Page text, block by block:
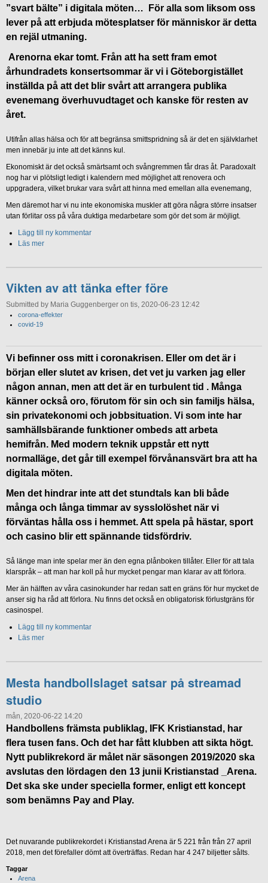
”svart bälte” i digitala möten… För alla som liksom oss
lever på att erbjuda mötesplatser för människor är detta
en rejäl utmaning.
Arenorna ekar tomt. Från att ha sett fram emot
århundradets konsertsommar är vi i Göteborgistället
inställda på att det blir svårt att arrangera publika
evenemang överhuvudtaget och kanske för resten av
året.
Utifrån allas hälsa och för att begränsa smittspridning så är det en självklarhet
men innebär ju inte att det känns kul.
Ekonomiskt är det också smärtsamt och svångremmen får dras åt. Paradoxalt
nog har vi plötsligt ledigt i kalendern med möjlighet att renovera och
uppgradera, vilket brukar vara svårt att hinna med emellan alla evenemang,
Men däremot har vi nu inte ekonomiska muskler att göra några större insatser
utan förlitar oss på våra duktiga medarbetare som gör det som är möjligt.
Lägg till ny kommentar
Läs mer
Vikten av att tänka efter före
Submitted by Maria Guggenberger on tis, 2020-06-23 12:42
corona-effekter
covid-19
Vi befinner oss mitt i coronakrisen. Eller om det är i
början eller slutet av krisen, det vet ju varken jag eller
någon annan, men att det är en turbulent tid . Många
känner också oro, förutom för sin och sin familjs hälsa,
sin privatekonomi och jobbsituation. Vi som inte har
samhällsbärande funktioner ombeds att arbeta
hemifrån. Med modern teknik uppstår ett nytt
normalläge, det går till exempel förvånansvärt bra att ha
digitala möten.
Men det hindrar inte att det stundtals kan bli både
många och långa timmar av sysslolöshet när vi
förväntas hålla oss i hemmet. Att spela på hästar, sport
och casino blir ett spännande tidsfördriv.
Så länge man inte spelar mer än den egna plånboken tillåter. Eller för att tala
klarspråk – att man har koll på hur mycket pengar man klarar av att förlora.
Mer än hälften av våra casinokunder har redan satt en gräns för hur mycket de
anser sig ha råd att förlora. Nu finns det också en obligatorisk förlustgräns för
casinospel.
Lägg till ny kommentar
Läs mer
Mesta handbollslaget satsar på streamad
studio
mån, 2020-06-22 14:20
Handbollens främsta publiklag, IFK Kristianstad, har
flera tusen fans. Och det har fått klubben att sikta högt.
Nytt publikrekord är målet när säsongen 2019/2020 ska
avslutas den lördagen den 13 junii Kristianstad _Arena.
Det ska ske under speciella former, enligt ett koncept
som benämns Pay and Play.
Det nuvarande publikrekordet i Kristianstad Arena är 5 221 från från 27 april
2018, men det förefaller dömt att överträffas. Redan har 4 247 biljetter sålts.
Taggar
Arena